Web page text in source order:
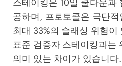
스테이킹은 10일 쿨다운과
공하며, 프로토콜은 극단
최대 33%의 슬래싱 위험이
표준 검증자 스테이킹과는
의미 있는 차이가 있습니다.